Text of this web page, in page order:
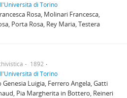
di Torino
Rosa, Molinari Francesca,
Porta Rosa, Rey Maria, Testera
1892
di Torino
Luigia, Ferrero Angela, Gatti
Pia Margherita in Bottero, Reineri